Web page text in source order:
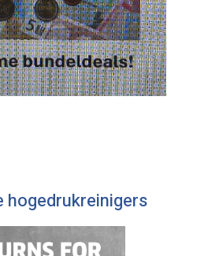
hogedrukreinigers